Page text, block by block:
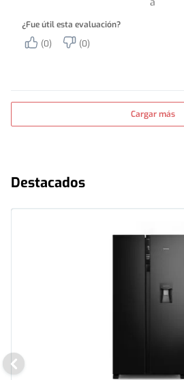
¿Fue útil esta evaluación?
(0)
(0)
Cargar más
Destacados